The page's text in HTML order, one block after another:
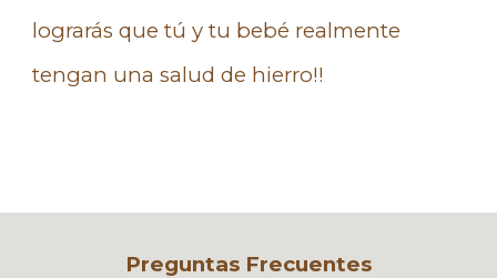
lograrás que tú y tu bebé realmente
tengan una salud de hierro!!
Preguntas Frecuentes